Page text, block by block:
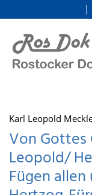
zum Inhalt
Karl Leopold
Von Gottes
Leopold/
Fügen